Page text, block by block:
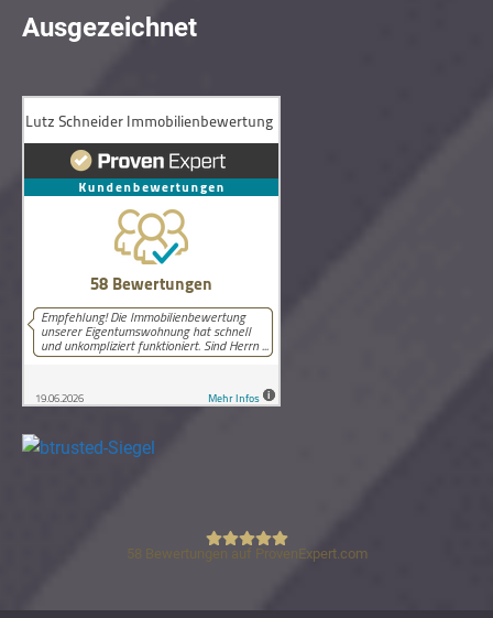
Ausgezeichnet
Lutz Schneider Immobilienbewertung
58 Bewertungen auf ProvenExpert.com